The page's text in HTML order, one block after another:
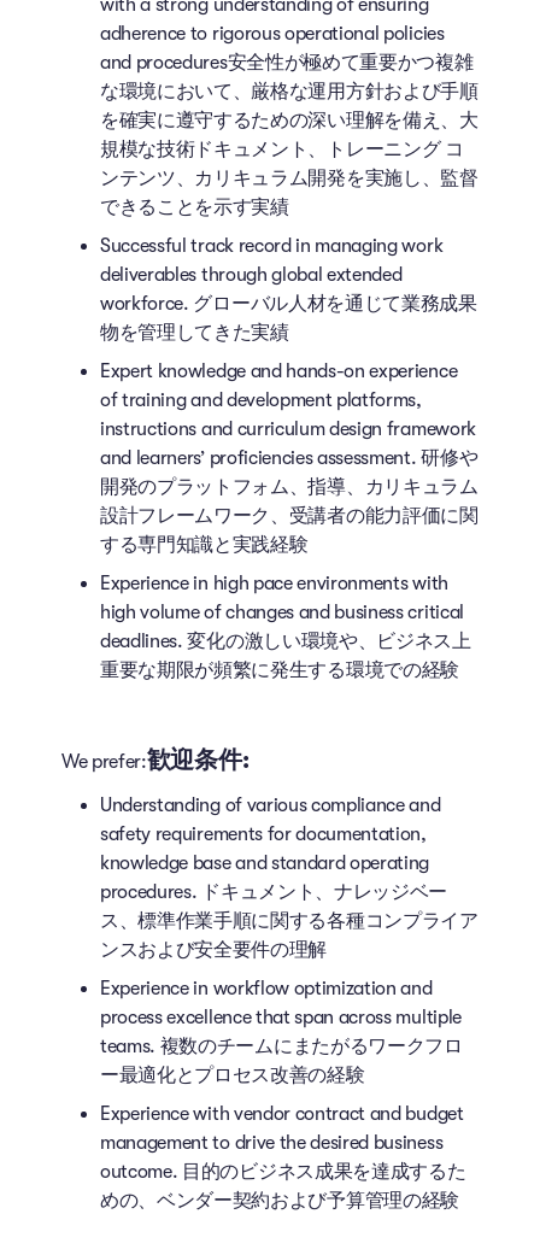
with a strong understanding of ensuring
adherence to rigorous operational policies
and procedures安全性が極めて重要かつ複雑
な環境において、厳格な運用方針および手順
を確実に遵守するための深い理解を備え、大
規模な技術ドキュメント、トレーニング コ
ンテンツ、カリキュラム開発を実施し、監督
できることを示す実績
Successful track record in managing work
deliverables through global extended
workforce. グローバル人材を通じて業務成果
物を管理してきた実績
Expert knowledge and hands-on experience
of training and development platforms,
instructions and curriculum design framework
and learners’ proficiencies assessment. 研修や
開発のプラットフォム、指導、カリキュラム
設計フレームワーク、受講者の能力評価に関
する専門知識と実践経験
Experience in high pace environments with
high volume of changes and business critical
deadlines. 変化の激しい環境や、ビジネス上
重要な期限が頻繁に発生する環境での経験
We prefer:歓迎条件:
Understanding of various compliance and
safety requirements for documentation,
knowledge base and standard operating
procedures. ドキュメント、ナレッジベー
ス、標準作業手順に関する各種コンプライア
ンスおよび安全要件の理解
Experience in workflow optimization and
process excellence that span across multiple
teams. 複数のチームにまたがるワークフロ
ー最適化とプロセス改善の経験
Experience with vendor contract and budget
management to drive the desired business
outcome. 目的のビジネス成果を達成するた
めの、ベンダー契約および予算管理の経験